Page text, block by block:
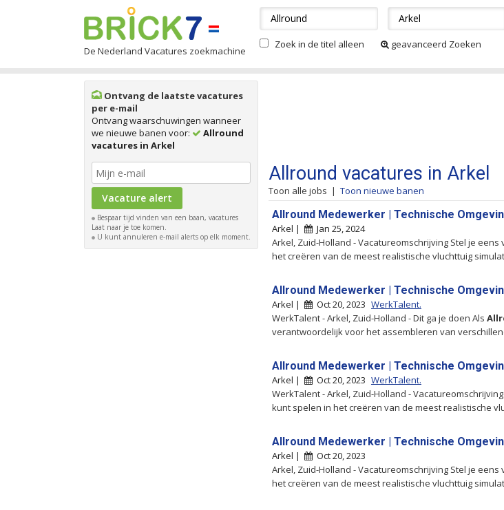
De Nederland Vacatures zoekmachine
Zoek in de titel alleen geavanceerd Zoeken
Ontvang de laatste vacatures
per e-mail
Ontvang waarschuwingen wanneer
we nieuwe banen voor:
Allround
vacatures in Arkel
Bespaar tijd vinden van een baan, vacatures
Laat naar je toe komen.
U kunt annuleren e-mail alerts op elk moment.
Allround vacatures in Arkel
Toon alle jobs | Toon nieuwe banen
Allround Medewerker | Technische
Arkel |
Jan 25, 2024
Arkel, Zuid-Holland - Vacatureomschrijving Stel je
het creëren van de meest realistische vluchttuig
Allround Medewerker | Technische
Arkel | Oct 20, 2023 WerkTalent.
WerkTalent - Arkel, Zuid-Holland - Dit ga je doen Als
verantwoordelijk voor het assembleren van
Allround Medewerker | Technische
Arkel | Oct 20, 2023 WerkTalent.
WerkTalent - Arkel, Zuid-Holland -
kunt spelen in het creëren van de meest realistische
Allround Medewerker | Technische
Arkel |
Oct 20, 2023
Arkel, Zuid-Holland - Vacatureomschrijving Stel je
het creëren van de meest realistische vluchttuig